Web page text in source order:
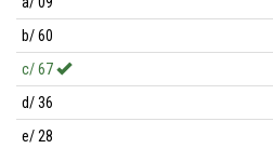
b/ 60
c/ 67
d/ 36
e/ 28